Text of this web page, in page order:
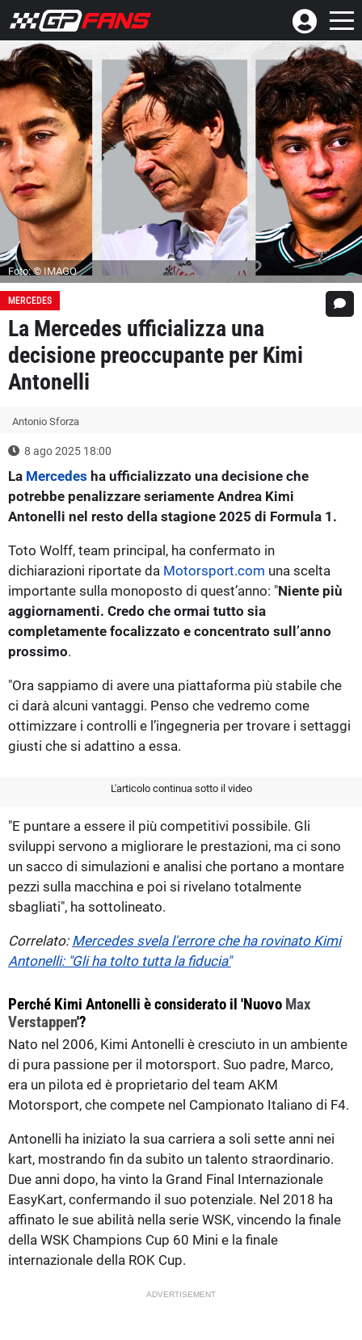
Foto: © IMAGO
MERCEDES
La Mercedes ufficializza una
decisione preoccupante per Kimi
Antonelli
Antonio Sforza
8 ago 2025 18:00
La Mercedes ha ufficializzato una decisione che
potrebbe penalizzare seriamente Andrea Kimi
Antonelli nel resto della stagione 2025 di Formula 1.
Toto Wolff, team principal, ha confermato in
dichiarazioni riportate da Motorsport.com una scelta
importante sulla monoposto di quest’anno: "Niente più
aggiornamenti. Credo che ormai tutto sia
completamente focalizzato e concentrato sull’anno
prossimo.
"Ora sappiamo di avere una piattaforma più stabile che
ci darà alcuni vantaggi. Penso che vedremo come
ottimizzare i controlli e l’ingegneria per trovare i settaggi
giusti che si adattino a essa.
L'articolo continua sotto il video
"E puntare a essere il più competitivi possibile. Gli
sviluppi servono a migliorare le prestazioni, ma ci sono
un sacco di simulazioni e analisi che portano a montare
pezzi sulla macchina e poi si rivelano totalmente
sbagliati", ha sottolineato.
Correlato: Mercedes svela l'errore che ha rovinato Kimi
Antonelli: "Gli ha tolto tutta la fiducia"
Perché Kimi Antonelli è considerato il 'Nuovo Max
Verstappen'?
Nato nel 2006, Kimi Antonelli è cresciuto in un ambiente
di pura passione per il motorsport. Suo padre, Marco,
era un pilota ed è proprietario del team AKM
Motorsport, che compete nel Campionato Italiano di F4.
Antonelli ha iniziato la sua carriera a soli sette anni nei
kart, mostrando fin da subito un talento straordinario.
Due anni dopo, ha vinto la Grand Final Internazionale
EasyKart, confermando il suo potenziale. Nel 2018 ha
affinato le sue abilità nella serie WSK, vincendo la finale
della WSK Champions Cup 60 Mini e la finale
internazionale della ROK Cup.
ADVERTISEMENT